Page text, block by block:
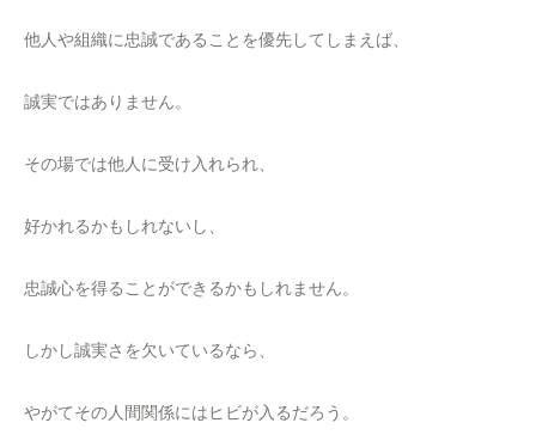
他人や組織に忠誠であることを優先してしまえば、
誠実ではありません。
その場では他人に受け入れられ、
好かれるかもしれないし、
忠誠心を得ることができるかもしれません。
しかし誠実さを欠いているなら、
やがてその人間関係にはヒビが入るだろう。